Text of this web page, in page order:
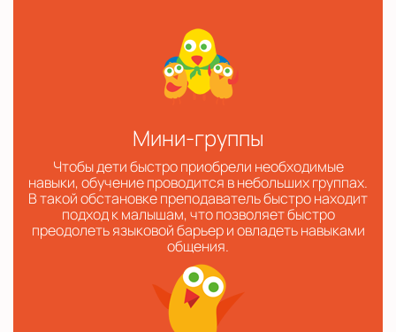
Мини-группы
Чтобы дети быстро приобрели необходимые
навыки, обучение проводится в небольших группах.
В такой обстановке преподаватель быстро находит
подход к малышам, что позволяет быстро
преодолеть языковой барьер и овладеть навыками
общения.